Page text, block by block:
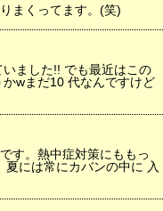
まくってます。(笑)
ました!! でも最近はこの
wまだ10 代なんですけど
す。熱中症対策にももっ
には常にカバンの中に 入